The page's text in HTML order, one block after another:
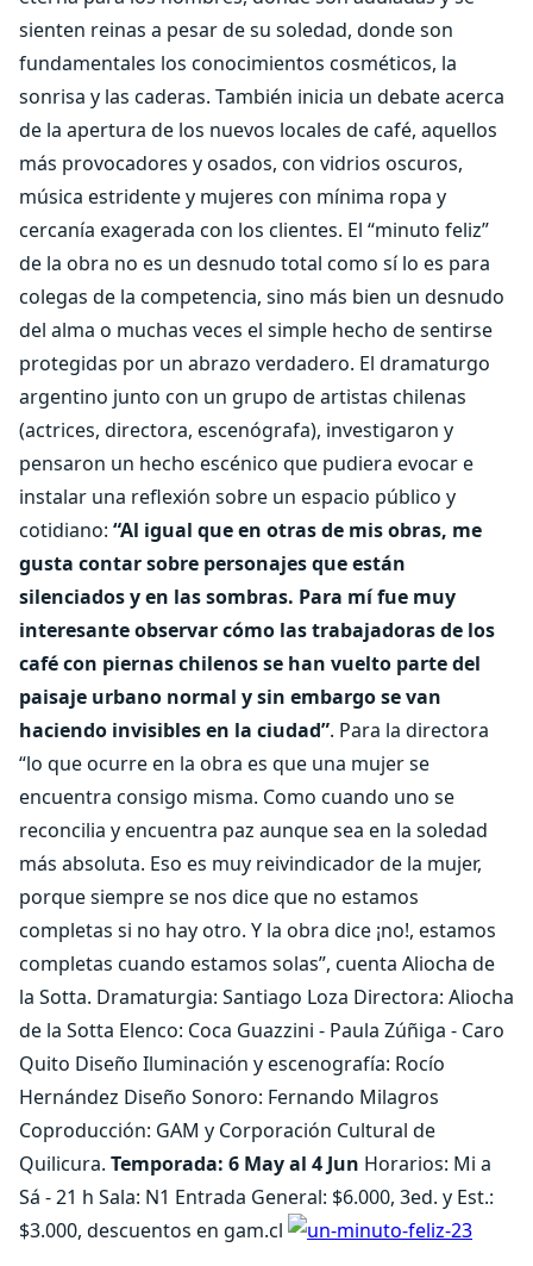
sienten reinas a pesar de su soledad, donde son
fundamentales los conocimientos cosméticos, la
sonrisa y las caderas. También inicia un debate acerca
de la apertura de los nuevos locales de café, aquellos
más provocadores y osados, con vidrios oscuros,
música estridente y mujeres con mínima ropa y
cercanía exagerada con los clientes. El “minuto feliz”
de la obra no es un desnudo total como sí lo es para
colegas de la competencia, sino más bien un desnudo
del alma o muchas veces el simple hecho de sentirse
protegidas por un abrazo verdadero. El dramaturgo
argentino junto con un grupo de artistas chilenas
(actrices, directora, escenógrafa), investigaron y
pensaron un hecho escénico que pudiera evocar e
instalar una reflexión sobre un espacio público y
cotidiano: “Al igual que en otras de mis obras, me
gusta contar sobre personajes que están
silenciados y en las sombras. Para mí fue muy
interesante observar cómo las trabajadoras de los
café con piernas chilenos se han vuelto parte del
paisaje urbano normal y sin embargo se van
haciendo invisibles en la ciudad”. Para la directora
“lo que ocurre en la obra es que una mujer se
encuentra consigo misma. Como cuando uno se
reconcilia y encuentra paz aunque sea en la soledad
más absoluta. Eso es muy reivindicador de la mujer,
porque siempre se nos dice que no estamos
completas si no hay otro. Y la obra dice ¡no!, estamos
completas cuando estamos solas”, cuenta Aliocha de
la Sotta. Dramaturgia: Santiago Loza Directora: Aliocha
de la Sotta Elenco: Coca Guazzini - Paula Zúñiga - Caro
Quito Diseño Iluminación y escenografía: Rocío
Hernández Diseño Sonoro: Fernando Milagros
Coproducción: GAM y Corporación Cultural de
Quilicura. Temporada: 6 May al 4 Jun Horarios: Mi a
Sá - 21 h Sala: N1 Entrada General: $6.000, 3ed. y Est.:
$3.000, descuentos en gam.cl